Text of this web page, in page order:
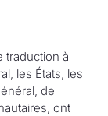
traduction à
les États, les
de
ont